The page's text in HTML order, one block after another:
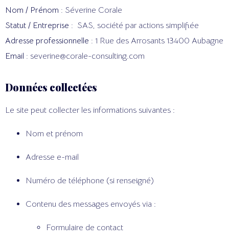
Nom / Prénom : Séverine Corale
Statut / Entreprise : SAS, société par actions simplifiée
Adresse professionnelle : 1 Rue des Arrosants 13400 Aubagne
Email : severine@corale-consulting.com
Données collectées
Le site peut collecter les informations suivantes :
Nom et prénom
Adresse e-mail
Numéro de téléphone (si renseigné)
Contenu des messages envoyés via :
Formulaire de contact